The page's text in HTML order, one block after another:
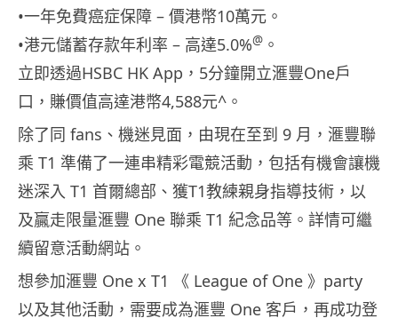
•一年免費癌症保障 – 價港幣10萬元。
•港元儲蓄存款年利率 – 高達5.0%@ 。
立即透過HSBC HK App，5分鐘開立滙豐One戶
口，賺價值高達港幣4,588元^。
除了同 fans、機迷見面，由現在至到 9 月，滙豐聯
乘 T1 準備了一連串精彩電競活動，包括有機會讓機
迷深入 T1 首爾總部、獲T1教練親身指導技術，以
及贏走限量滙豐 One 聯乘 T1 紀念品等。詳情可繼
續留意活動網站。
想參加滙豐 One x T1 《 League of One 》party
以及其他活動，需要成為滙豐 One 客戶，再成功登